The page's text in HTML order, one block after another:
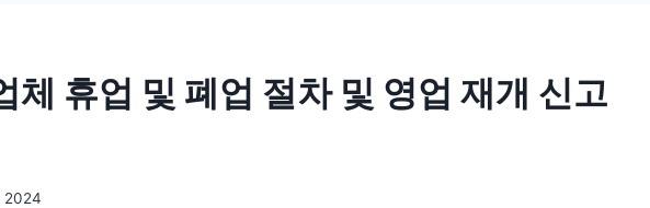
체 휴업 및 폐업 절차 및 영업 재개 신고
2024